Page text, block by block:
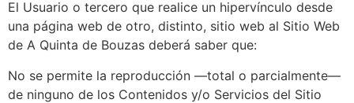
El Usuario o tercero que realice un hipervínculo desde
una página web de otro, distinto, sitio web al Sitio Web
de A Quinta de Bouzas deberá saber que:
No se permite la reproducción —total o parcialmente—
de ninguno de los Contenidos y/o Servicios del Sitio